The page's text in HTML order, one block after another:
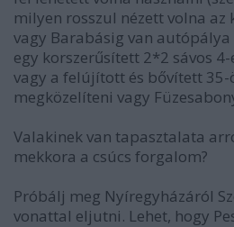
milyen rosszul nézett volna az
vagy Barabásig van autópálya
egy korszerűsített 2*2 sávos
vagy a felújított és bővített
megközelíteni vagy
Valakinek van tapasztalata
mekkora a csúcs forgalom?
Próbálj meg Nyíregyházáról
vonattal eljutni. Lehet, hogy